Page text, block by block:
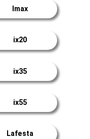
Imax
ix20
ix35
ix55
Lafesta